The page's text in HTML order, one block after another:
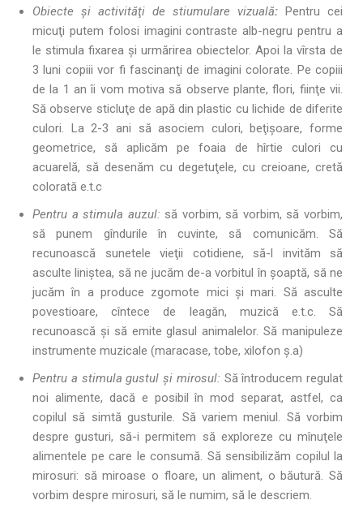
Obiecte şi activităţi de stiumulare vizuală: Pentru cei
micuţi putem folosi imagini contraste alb-negru pentru a
le stimula fixarea şi urmărirea obiectelor. Apoi la vîrsta de
3 luni copiii vor fi fascinanţi de imagini colorate. Pe copiii
de la 1 an îi vom motiva să observe plante, flori, fiinţe vii.
Să observe sticluţe de apă din plastic cu lichide de diferite
culori. La 2-3 ani să asociem culori, beţişoare, forme
geometrice, să aplicăm pe foaia de hîrtie culori cu
acuarelă, să desenăm cu degetuţele, cu creioane, cretă
colorată e.t.c
Pentru a stimula auzul: să vorbim, să vorbim, să vorbim,
să punem gîndurile în cuvinte, să comunicăm. Să
recunoască sunetele vieţii cotidiene, să-l invităm să
asculte liniştea, să ne jucăm de-a vorbitul în şoaptă, să ne
jucăm în a produce zgomote mici şi mari. Să asculte
povestioare, cîntece de leagăn, muzică e.t.c. Să
recunoască şi să emite glasul animalelor. Să manipuleze
instrumente muzicale (maracase, tobe, xilofon ş.a)
Pentru a stimula gustul şi mirosul: Să întroducem regulat
noi alimente, dacă e posibil în mod separat, astfel, ca
copilul să simtă gusturile. Să variem meniul. Să vorbim
despre gusturi, să-i permitem să exploreze cu mînuţele
alimentele pe care le consumă. Să sensibilizăm copilul la
mirosuri: să miroase o floare, un aliment, o băutură. Să
vorbim despre mirosuri, să le numim, să le descriem.